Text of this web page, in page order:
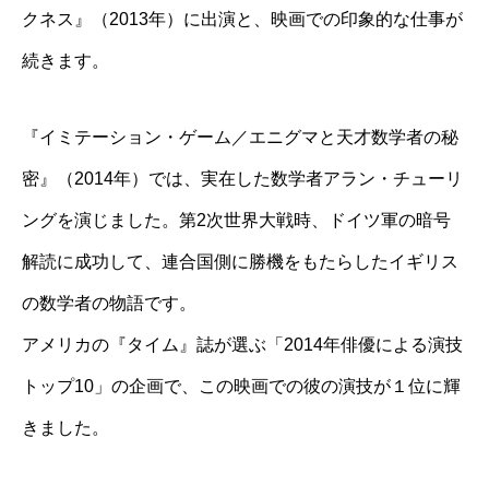
クネス』（2013年）に出演と、映画での印象的な仕事が
続きます。
『イミテーション・ゲーム／エニグマと天才数学者の秘
密』（2014年）では、実在した数学者アラン・チューリ
ングを演じました。第2次世界大戦時、ドイツ軍の暗号
解読に成功して、連合国側に勝機をもたらしたイギリス
の数学者の物語です。
アメリカの『タイム』誌が選ぶ「2014年俳優による演技
トップ10」の企画で、この映画での彼の演技が１位に輝
きました。